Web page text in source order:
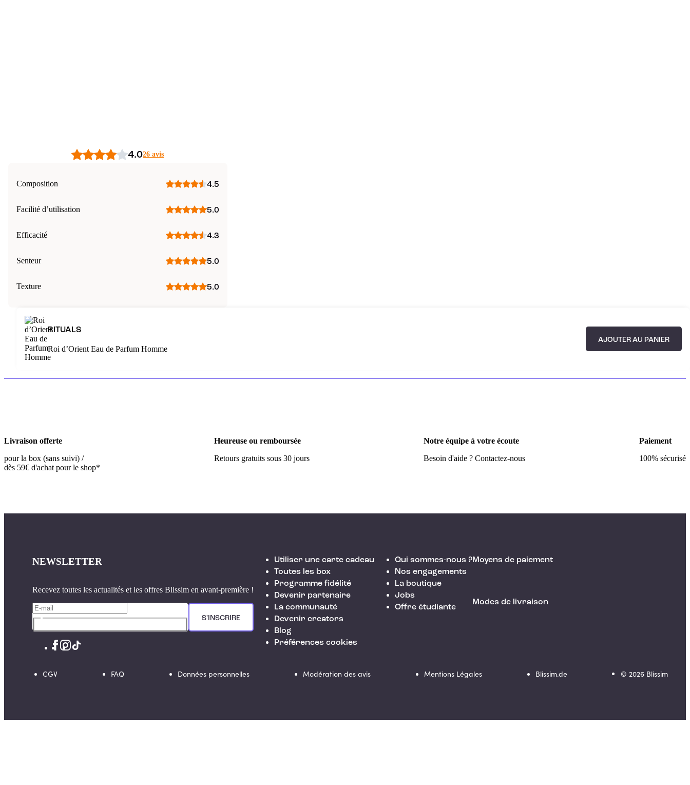
4.026 avis
Composition 4.5
Facilité d’utilisation 5.0
Efficacité 4.3
Senteur 5.0
Texture 5.0
RITUALS
Roi d’Orient Eau de Parfum Homme
AJOUTER AU PANIER
Livraison offerte
pour la box (sans suivi) /
dès 59€ d'achat pour le shop*
Heureuse ou remboursée
Retours gratuits sous 30 jours
Notre équipe à votre écoute
Besoin d'aide ? Contactez-nous
Paiement
100% sécurisé
NEWSLETTER
Recevez toutes les actualités et les offres Blissim en avant-première !
S'INSCRIRE
Utiliser une carte cadeau
Toutes les box
Programme fidélité
Devenir partenaire
La communauté
Devenir creators
Blog
Préférences cookies
Qui sommes-nous ?
Nos engagements
La boutique
Jobs
Offre étudiante
Moyens de paiement
Modes de livraison
CGV FAQ Données personnelles Modération des avis Mentions Légales Blissim.de © 2026Blissim